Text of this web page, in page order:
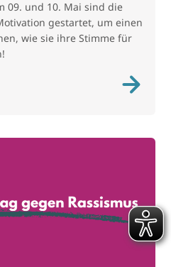
09. und 10. Mai sind die
gestartet, um einen
wie sie ihre Stimme für